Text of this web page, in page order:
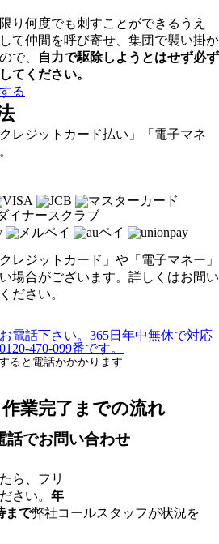
り何度でも刺すことができるうえ
て仲間を呼び寄せ、集団で襲い掛か
で、
自力で駆除しようとはせず必ず
てください。
る
レジットカード払い」「電子マネ
レジットカード」や「電子マネー」
場合がございます。詳しくはお問い
ださい。
ると電話がかかります
業完了までの流れ
話でお問い合わせ
ら、フリ
さい。 年
まで弊社コールスタッフが状況を